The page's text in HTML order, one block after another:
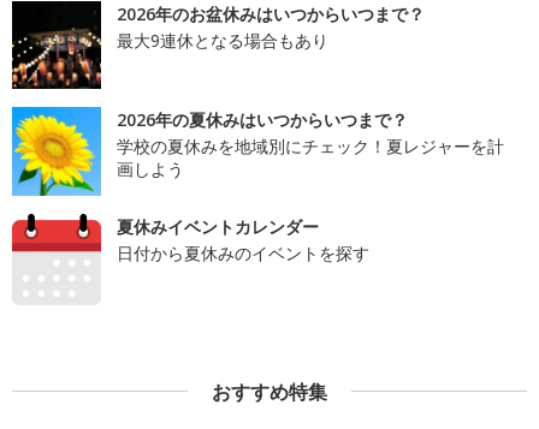
2026年のお盆休みはいつからいつまで？
最大9連休となる場合もあり
2026年の夏休みはいつからいつまで？
学校の夏休みを地域別にチェック！夏レジャーを計
画しよう
夏休みイベントカレンダー
日付から夏休みのイベントを探す
おすすめ特集